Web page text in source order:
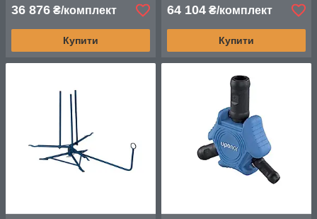
36 876 ₴/комплект
Купити
64 104 ₴/комплект
Купити